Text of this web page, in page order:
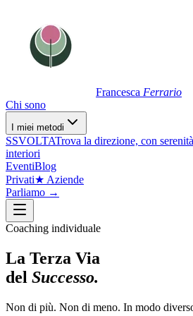
Francesca Ferrario
Chi sono
I miei metodi
SSVOLTATrova la direzione, con
interiori
EventiBlog
Privati★ Aziende
Parliamo →
Coaching individuale
La Terza Via
del Successo.
Non di più. Non di meno. In modo